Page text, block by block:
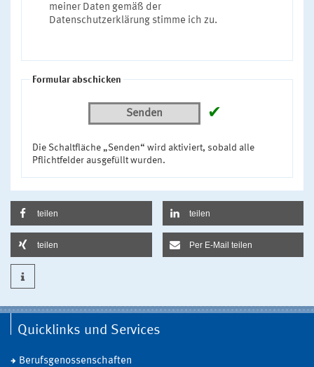
meiner Daten gemäß der
Datenschutzerklärung stimme ich zu.
Formular abschicken
Senden ✔
Die Schaltfläche „Senden“ wird aktiviert, sobald alle
Pflichtfelder ausgefüllt wurden.
teilen teilen
teilen Per E-Mail teilen
Quicklinks und Services
Berufsgenossenschaften